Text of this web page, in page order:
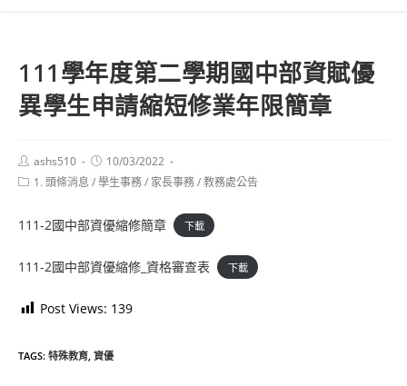
111學年度第二學期國中部資賦優
異學生申請縮短修業年限簡章
Post
author:
ashs510
Post
published:
10/03/2022
Post1. 頭條消息 /學生事務/ 家長事務/教務處公告
111-2國中部資優縮修簡章 下載
111-2國中部資優縮修_資格審查表 下載
Post Views: 139
TAGS: 特殊教育 資優